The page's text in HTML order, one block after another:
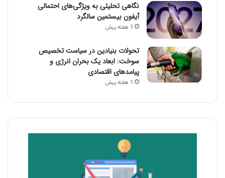
نگاهی تحلیلی به ویژگی‌های احتمالی
آیفون بیستمین سالگرد
1 هفته پیش
تحولات بنیادین در سیاست تخصیص
سوخت: ابعاد یک بحران انرژی و
پیامدهای اقتصادی
1 هفته پیش